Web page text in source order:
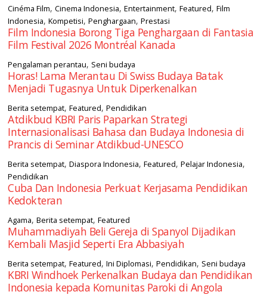
Cinéma Film,Cinema Indonesia,Entertainment,Featured,Film
Indonesia,Kompetisi,Penghargaan,Prestasi
Film Indonesia Borong Tiga Penghargaan di Fantasia
Film Festival 2026 Montréal Kanada
Pengalaman perantau, Seni budaya
Horas! Lama Merantau Di Swiss Budaya Batak
Menjadi Tugasnya Untuk Diperkenalkan
Berita setempat,Featured,Pendidikan
Atdikbud KBRI Paris Paparkan Strategi
Internasionalisasi Bahasa dan Budaya Indonesia di
Prancis di Seminar Atdikbud-UNESCO
Berita setempat,Diaspora Indonesia,Featured,Pelajar Indonesia,
Pendidikan
Cuba Dan Indonesia Perkuat Kerjasama Pendidikan
Kedokteran
Agama,Berita setempat,Featured
Muhammadiyah Beli Gereja di Spanyol Dijadikan
Kembali Masjid Seperti Era Abbasiyah
Berita setempat,Featured,Ini Diplomasi,Pendidikan, Seni budaya
KBRI Windhoek Perkenalkan Budaya dan Pendidikan
Indonesia kepada Komunitas Paroki di Angola